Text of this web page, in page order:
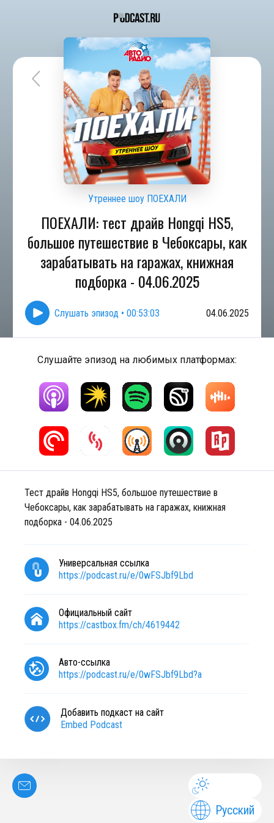
Утреннее шоу ПОЕХАЛИ
ПОЕХАЛИ: тест драйв Hongqi HS5,
большое путешествие в Чебоксары, как
зарабатывать на гаражах, книжная
подборка - 04.06.2025
Слушать эпизод • 00:53:03 04.06.2025
Слушайте эпизод на любимых платформах:
Тест драйв Hongqi HS5, большое путешествие в
Чебоксары, как зарабатывать на гаражах, книжная
подборка - 04.06.2025
Универсальная ссылка
https://podcast.ru/e/0wFSJbf9Lbd
Официальный сайт
https://castbox.fm/ch/4619442
Авто-ссылка
https://podcast.ru/e/0wFSJbf9Lbd?a
Добавить подкаст на сайт
Embed Podcast
Русский